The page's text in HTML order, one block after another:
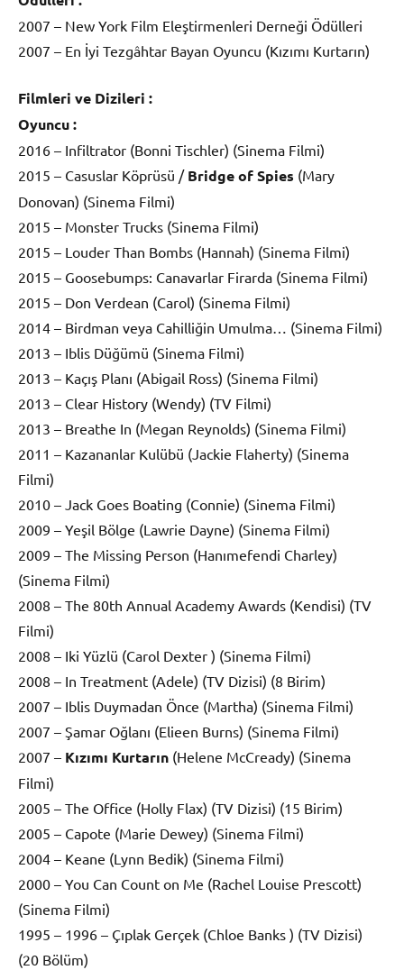
2007 – New York Film Eleştirmenleri Derneği Ödülleri
2007 – En İyi Tezgâhtar Bayan Oyuncu (Kızımı Kurtarın)
Filmleri ve Dizileri :
Oyuncu :
2016 – Infiltrator (Bonni Tischler) (Sinema Filmi)
2015 – Casuslar Köprüsü / Bridge of Spies (Mary
Donovan) (Sinema Filmi)
2015 – Monster Trucks (Sinema Filmi)
2015 – Louder Than Bombs (Hannah) (Sinema Filmi)
2015 – Goosebumps: Canavarlar Firarda (Sinema Filmi)
2015 – Don Verdean (Carol) (Sinema Filmi)
2014 – Birdman veya Cahilliğin Umulma… (Sinema Filmi)
2013 – Iblis Düğümü (Sinema Filmi)
2013 – Kaçış Planı (Abigail Ross) (Sinema Filmi)
2013 – Clear History (Wendy) (TV Filmi)
2013 – Breathe In (Megan Reynolds) (Sinema Filmi)
2011 – Kazananlar Kulübü (Jackie Flaherty) (Sinema
Filmi)
2010 – Jack Goes Boating (Connie) (Sinema Filmi)
2009 – Yeşil Bölge (Lawrie Dayne) (Sinema Filmi)
2009 – The Missing Person (Hanımefendi Charley)
(Sinema Filmi)
2008 – The 80th Annual Academy Awards (Kendisi) (TV
Filmi)
2008 – Iki Yüzlü (Carol Dexter ) (Sinema Filmi)
2008 – In Treatment (Adele) (TV Dizisi) (8 Birim)
2007 – Iblis Duymadan Önce (Martha) (Sinema Filmi)
2007 – Şamar Oğlanı (Elieen Burns) (Sinema Filmi)
2007 – Kızımı Kurtarın (Helene McCready) (Sinema
Filmi)
2005 – The Office (Holly Flax) (TV Dizisi) (15 Birim)
2005 – Capote (Marie Dewey) (Sinema Filmi)
2004 – Keane (Lynn Bedik) (Sinema Filmi)
2000 – You Can Count on Me (Rachel Louise Prescott)
(Sinema Filmi)
1995 – 1996 – Çıplak Gerçek (Chloe Banks ) (TV Dizisi)
(20 Bölüm)